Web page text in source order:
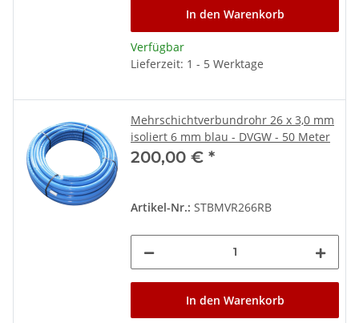
In den Warenkorb
Verfügbar
Lieferzeit: 1 - 5 Werktage
Mehrschichtverbundrohr 26 x 3,0 mm
isoliert 6 mm blau - DVGW - 50 Meter
200,00 € *
Artikel-Nr.: STBMVR266RB
In den Warenkorb